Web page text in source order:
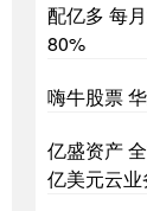
配亿多 每
80%
嗨牛股票
亿盛资产
亿美元云